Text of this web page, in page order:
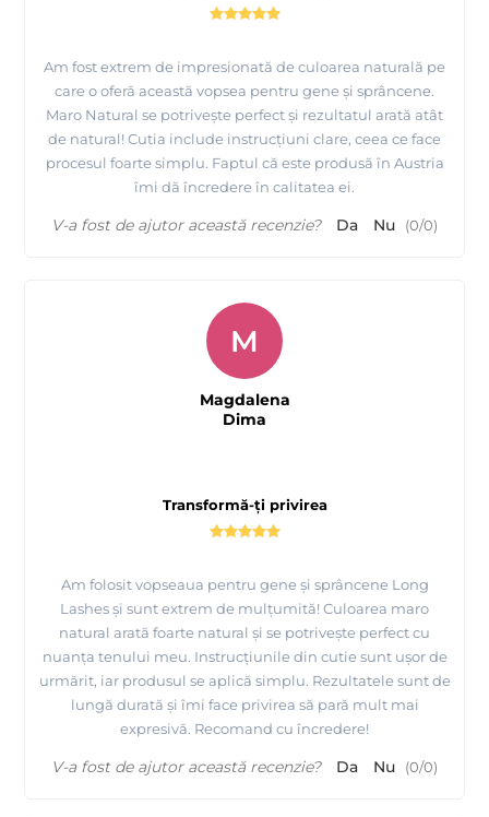
Am fost extrem de impresionată de culoarea naturală pe
care o oferă această vopsea pentru gene și sprâncene.
Maro Natural se potrivește perfect și rezultatul arată atât
de natural! Cutia include instrucțiuni clare, ceea ce face
procesul foarte simplu. Faptul că este produsă în Austria
îmi dă încredere în calitatea ei.
V-a fost de ajutor această recenzie? Da Nu (0/0)
Transformă-ți privirea
Am folosit vopseaua pentru gene și sprâncene Long
Lashes și sunt extrem de mulțumită! Culoarea maro
natural arată foarte natural și se potrivește perfect cu
nuanța tenului meu. Instrucțiunile din cutie sunt ușor de
urmărit, iar produsul se aplică simplu. Rezultatele sunt de
lungă durată și îmi face privirea să pară mult mai
expresivă. Recomand cu încredere!
M
Magdalena
Dima
V-a fost de ajutor această recenzie? Da Nu (0/0)